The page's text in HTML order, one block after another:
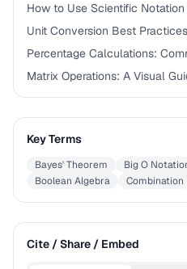
How to Use Scientific
Unit Conversion Best
Percentage Calculations:
Matrix Operations: A Visual
Key Terms
Bayes' Theorem Big O
Boolean Algebra
Combination
Cite / Share / Embed